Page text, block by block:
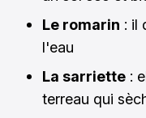
Le romarin : il
l'eau
La sarriette :
terreau qui